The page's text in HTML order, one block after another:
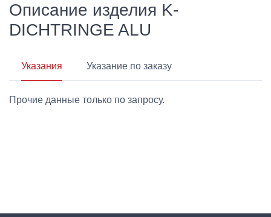
Описание изделия K-
DICHTRINGE ALU
Указания Указание по заказу
Прочие данные только по запросу.